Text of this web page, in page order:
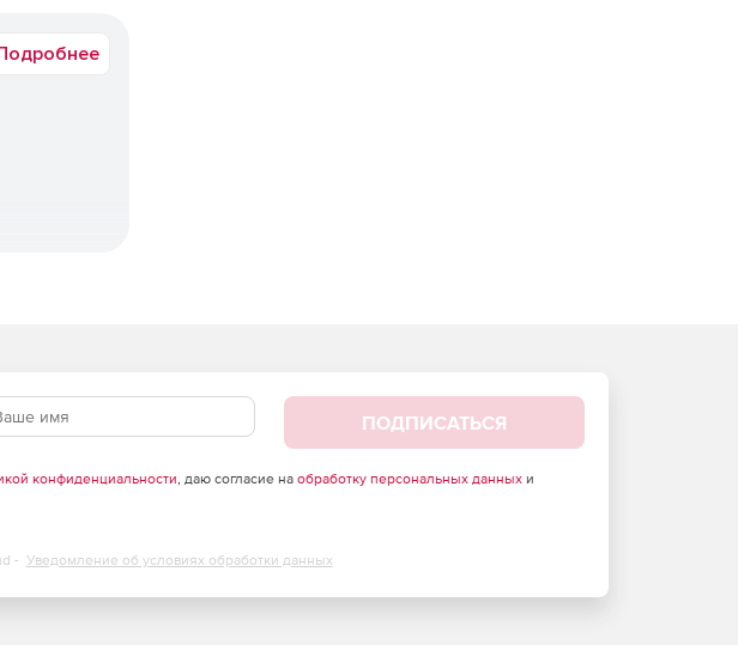
и повышают
ПОДПИСАТЬСЯ
конфиденциальности, даю согласие на обработку персональных данныхи
- Уведомление об условиях обработки данных